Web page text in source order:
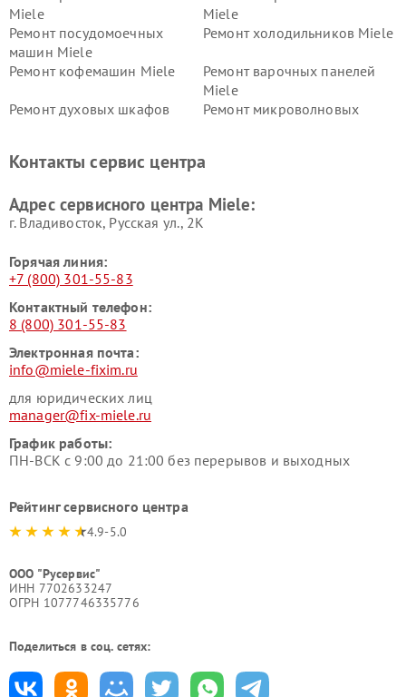
Miele
Miele
Ремонт посудомоечных
машин Miele
Ремонт холодильников Miele
Ремонт кофемашин Miele
Ремонт варочных панелей
Miele
Ремонт духовых шкафов
Ремонт микроволновых
Miele
Miele
пылесосов Miele
Контакты сервис центра
Адрес сервисного центра Miele:
г. Владивосток, Русская ул., 2К
Горячая линия:
+7 (800) 301-55-83
Контактный телефон:
8 (800) 301-55-83
Электронная почта:
info@miele-fixim.ru
для юридических лиц
manager@fix-miele.ru
График работы:
ПН-ВСК с 9:00 до 21:00 без перерывов и выходных
Рейтинг сервисного центра
4.9-5.0
ООО "Русервис"
ИНН 7702633247
ОГРН 1077746335776
Поделиться в соц. сетях: